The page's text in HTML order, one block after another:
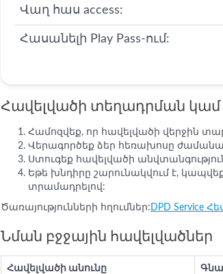
Վաղ հաս access:
Հասանելի Play Pass-ում:
Հավելվածի տեղադրման կամ
Համոզվեք, որ հավելվածի վերջին
Վերագործեք ձեր հեռախոսը
Ստուգեք հավելվածի
Եթե խնդիրը շարունակվում է,
տրամադրելով:
Ծառայությունների հղումներ: DPD Service
Նման բջջային հավելվածներ
Հավելվածի անունը